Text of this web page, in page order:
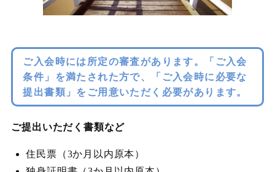
ご入会時には所定の審査があります。「ご入会
条件」を満たされた方で、「ご入会時に必要な
提出書類」をご用意いただく必要があります。
ご提出いただく書類など
住民票（3か月以内原本）